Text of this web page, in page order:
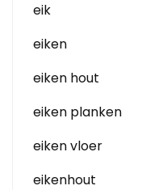
eik
eiken
eiken hout
eiken planken
eiken vloer
eikenhout